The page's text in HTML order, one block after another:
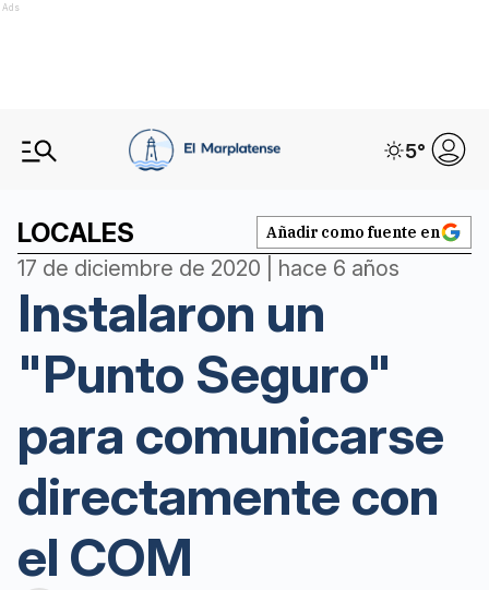
Ads
5°
LOCALES Añadir como fuente en
17 de diciembre de 2020 | hace 6 años
Instalaron un
"Punto Seguro"
para comunicarse
directamente con
el COM